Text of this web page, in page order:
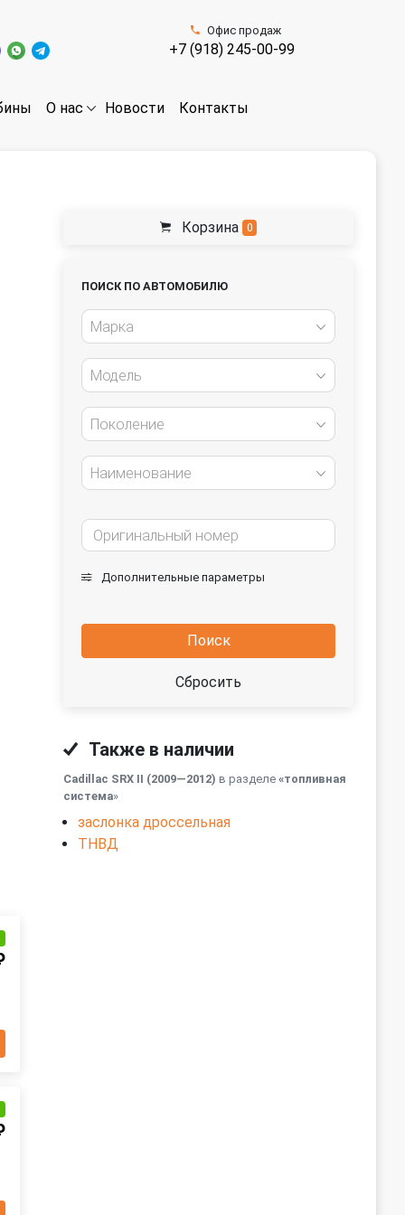
Офис продаж
+7 (918) 245-00-99
О нас Новости Контакты
Корзина 0
ПОИСК ПО АВТОМОБИЛЮ
Марка
Модель
Поколение
Наименование
Дополнительные параметры
Поиск
Сбросить
Также в наличии
Cadillac SRX II (2009—2012) в разделе «топливная
система»
заслонка дроссельная
ТНВД